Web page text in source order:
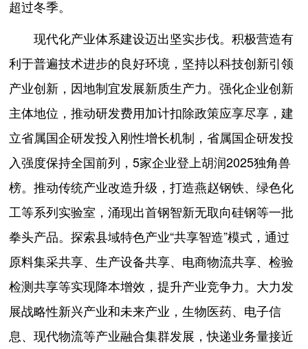
超过冬季。
现代化产业体系建设迈出坚实步伐。积极营造有
利于普遍技术进步的良好环境，坚持以科技创新引领
产业创新，因地制宜发展新质生产力。强化企业创新
主体地位，推动研发费用加计扣除政策应享尽享，建
立省属国企研发投入刚性增长机制，省属国企研发投
入强度保持全国前列，5家企业登上胡润2025独角兽
榜。推动传统产业改造升级，打造燕赵钢铁、绿色化
工等系列实验室，涌现出首钢智新无取向硅钢等一批
拳头产品。探索县域特色产业“共享智造”模式，通过
原料集采共享、生产设备共享、电商物流共享、检验
检测共享等实现降本增效，提升产业竞争力。大力发
展战略性新兴产业和未来产业，生物医药、电子信
息、现代物流等产业融合集群发展，快递业务量接近